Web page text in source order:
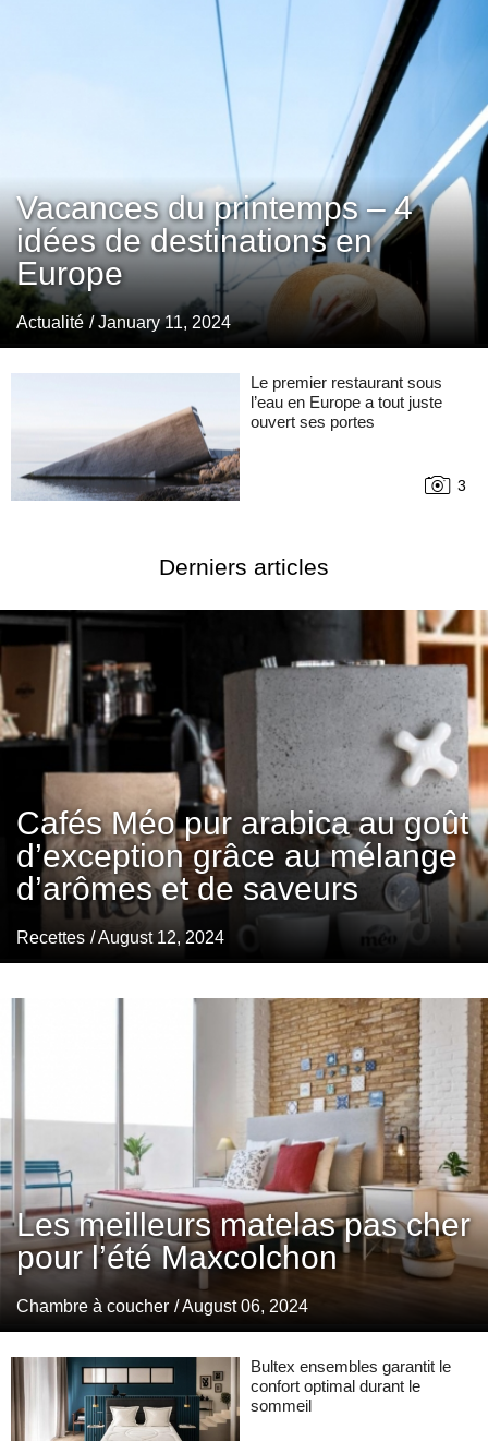
Vacances du printemps – 4
idées de destinations en
Europe
Actualité / January 11, 2024
Le premier restaurant sous
l’eau en Europe a tout juste
ouvert ses portes
3
Derniers articles
Cafés Méo pur arabica au goût
d’exception grâce au mélange
d’arômes et de saveurs
Recettes / August 12, 2024
Les meilleurs matelas pas cher
pour l’été Maxcolchon
Chambre à coucher / August 06, 2024
Bultex ensembles garantit le
confort optimal durant le
sommeil